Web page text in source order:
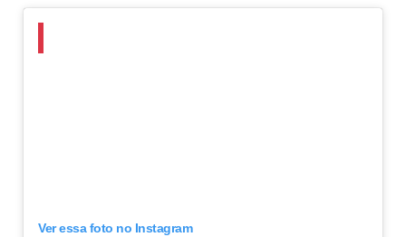
Ver essa foto no Instagram